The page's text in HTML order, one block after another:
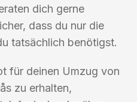
dich gerne
dass du nur die
tatsächlich benötigst.
für deinen Umzug von
zu erhalten,